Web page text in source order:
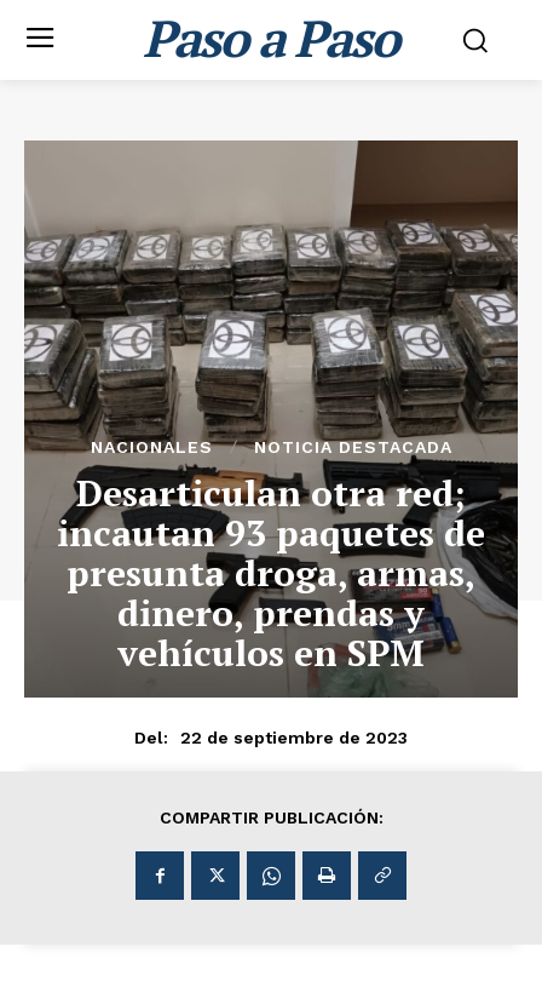
Paso a Paso
NACIONALES NOTICIA DESTACADA
Desarticulan otra red;
incautan 93 paquetes de
presunta droga, armas,
dinero, prendas y
vehículos en SPM
Del: 22 de septiembre de 2023
COMPARTIR PUBLICACIÓN: